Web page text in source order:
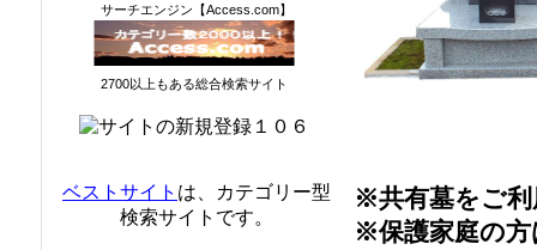
※共有墓をご利
※保護家庭の方
サーチエンジン【Access.com】
2700以上もある総合検索サイト
ベストサイト は、カテゴリー型
検索サイトです。